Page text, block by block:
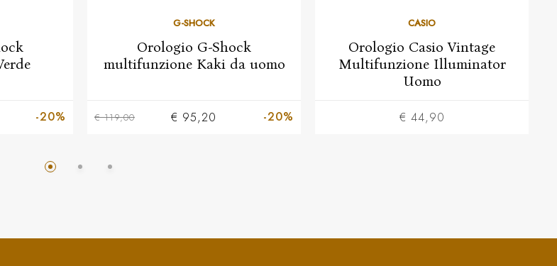
-20%
G-SHOCK
Orologio G-Shock
multifunzione Kaki da uomo
€ 119,00 € 95,20 -20%
CASIO
Orologio Casio Vintage
Multifunzione Illuminator
Uomo
€ 44,90